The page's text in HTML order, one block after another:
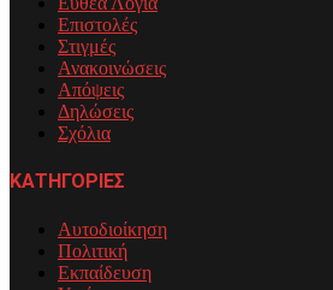
Επιστολές
Στιγμές
Ανακοινώσεις
Απόψεις
Δηλώσεις
Σχόλια
ΚΑΤΗΓΟΡΙΕΣ
Αυτοδιοίκηση
Πολιτική
Εκπαίδευση